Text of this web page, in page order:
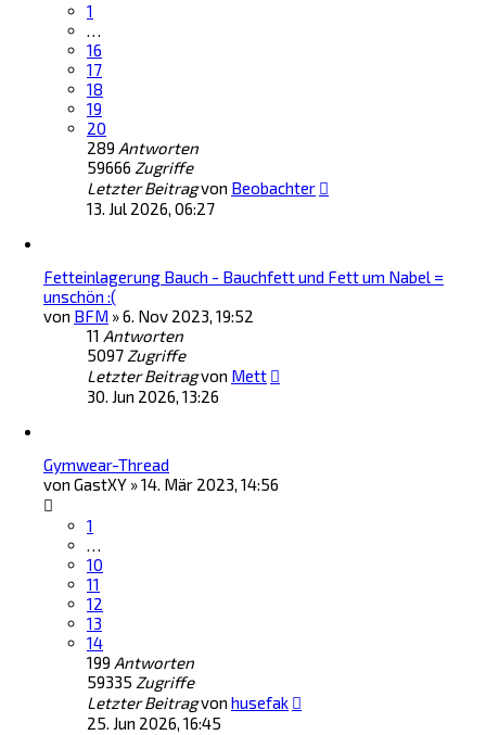
1
…
16
17
18
19
20
289 Antworten
59666 Zugriffe
Letzter Beitragvon Beobachter
13. Jul 2026, 06:27
Fetteinlagerung Bauch - Bauchfett und Fett um Nabel =
unschön :(
von BFM »6. Nov 2023, 19:52
11 Antworten
5097 Zugriffe
Letzter Beitragvon Mett
30. Jun 2026, 13:26
Gymwear-Thread
von GastXY »14. Mär 2023, 14:56
1
…
10
11
12
13
14
199 Antworten
59335 Zugriffe
Letzter Beitragvon husefak
25. Jun 2026, 16:45